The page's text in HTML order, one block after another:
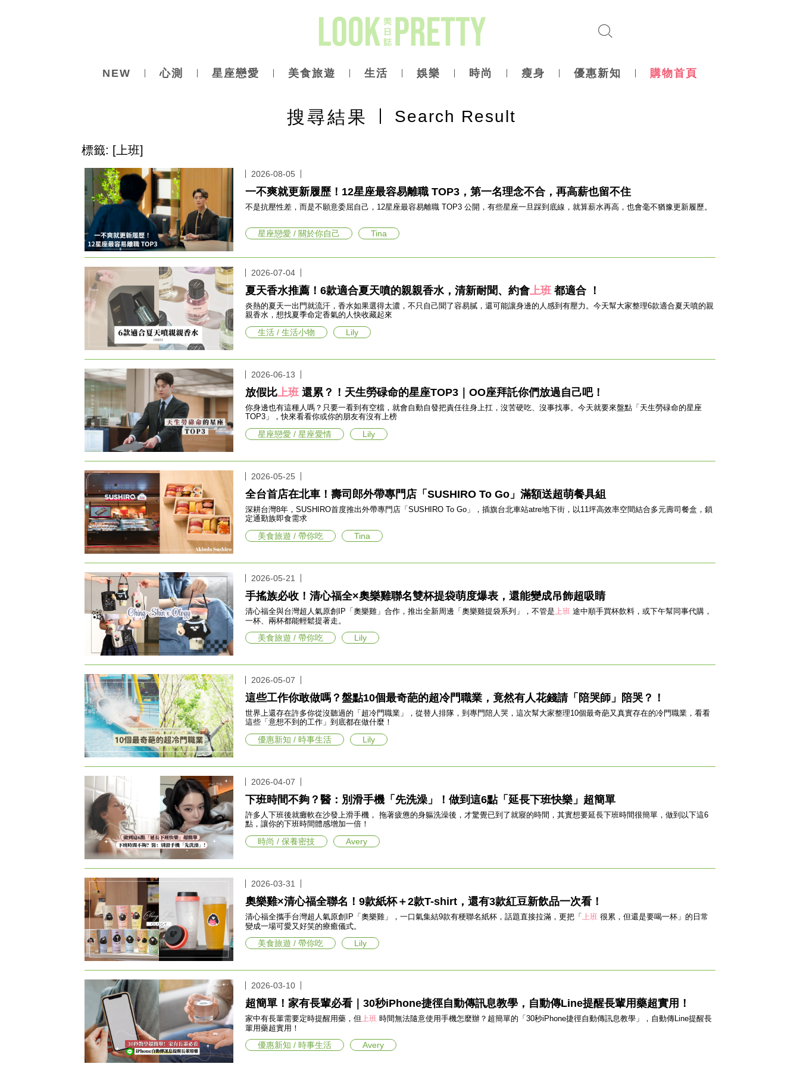
NEW 心測 星座戀愛 美食旅遊 生活 娛樂 時尚 瘦身 優惠新知 購物首頁
搜尋結果 Search Result
標籤: [上班]
2026-08-05
一不爽就更新履歷！12星座最容易離職 TOP3，第一名理念不合，再高薪也留不住
不是抗壓性差，而是不願意委屈自己，12星座最容易離職 TOP3 公開，有些星座一旦踩到底線，就算薪水再高，也會毫不猶豫更新履歷。
星座戀愛 / 關於你自己 Tina
2026-07-04
夏天香水推薦！6款適合夏天噴的親親香水，清新耐聞、約會上班 都適合 ！
炎熱的夏天一出門就流汗，香水如果選得太濃，不只自己聞了容易膩，還可能讓身邊的人感到有壓力。今天幫大家整理6款適合夏天噴的親
親香水，想找夏季命定香氣的人快收藏起來
生活 / 生活小物 Lily
2026-06-13
放假比 上班 還累？！天生勞碌命的星座TOP3｜OO座拜託你們放過自己吧！
你身邊也有這種人嗎？只要一看到有空檔，就會自動自發把責任往身上扛，沒苦硬吃、沒事找事。今天就要來盤點「天生勞碌命的星座
TOP3」，快來看看你或你的朋友有沒有上榜
星座戀愛 / 星座愛情 Lily
2026-05-25
全台首店在北車！壽司郎外帶專門店「SUSHIRO To Go」滿額送超萌餐具組
深耕台灣8年，SUSHIRO首度推出外帶專門店「SUSHIRO To Go」，插旗台北車站atre地下街，以11坪高效率空間結合多元壽司餐盒，鎖
定通勤族即食需求
美食旅遊 / 帶你吃 Tina
2026-05-21
手搖族必收！清心福全×奧樂雞聯名雙杯提袋萌度爆表，還能變成吊飾超吸睛
清心福全與台灣超人氣原創IP「奧樂雞」合作，推出全新周邊「奧樂雞提袋系列」，不管是 上班 途中順手買杯飲料，或下午幫同事代購，
一杯、兩杯都能輕鬆提著走。
美食旅遊 / 帶你吃 Lily
2026-05-07
這些工作你敢做嗎？盤點10個最奇葩的超冷門職業，竟然有人花錢請「陪哭師」陪哭？！
世界上還存在許多你從沒聽過的「超冷門職業」，從替人排隊，到專門陪人哭，這次幫大家整理10個最奇葩又真實存在的冷門職業，看看
這些「意想不到的工作」到底都在做什麼！
優惠新知 / 時事生活 Lily
2026-04-07
下班時間不夠？醫：別滑手機「先洗澡」！做到這6點「延長下班快樂」超簡單
許多人下班後就癱軟在沙發上滑手機， 拖著疲憊的身軀洗澡後，才驚覺已到了就寢的時間，其實想要延長下班時間很簡單，做到以下這6
點，讓你的下班時間體感增加一倍！
時尚 / 保養密技 Avery
2026-03-31
奧樂雞×清心福全聯名！9款紙杯＋2款T-shirt，還有3款紅豆新飲品一次看！
清心福全攜手台灣超人氣原創IP「奧樂雞」，一口氣集結9款有梗聯名紙杯，話題直接拉滿，更把「 上班 很累，但還是要喝一杯」的日常
變成一場可愛又好笑的療癒儀式。
美食旅遊 / 帶你吃 Lily
2026-03-10
超簡單！家有長輩必看｜30秒iPhone捷徑自動傳訊息教學，自動傳Line提醒長輩用藥超實用！
家中有長輩需要定時提醒用藥，但 上班 時間無法隨意使用手機怎麼辦？超簡單的「30秒iPhone捷徑自動傳訊息教學」，自動傳Line提醒長
輩用藥超實用！
優惠新知 / 時事生活 Avery